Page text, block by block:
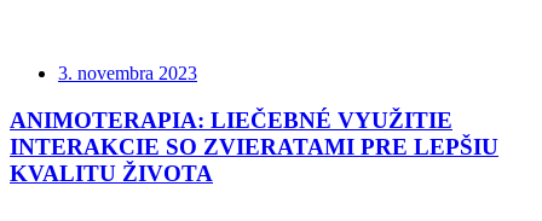
3. novembra 2023
ANIMOTERAPIA: LIEČEBNÉ VYUŽITIE
INTERAKCIE SO ZVIERATAMI PRE LEPŠIU
KVALITU ŽIVOTA